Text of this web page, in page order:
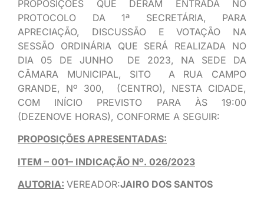
PROPOSIÇÕES QUE DERAM ENTRADA NO
PROTOCOLO DA 1ª SECRETÁRIA, PARA
APRECIAÇÃO, DISCUSSÃO E VOTAÇÃO NA
SESSÃO ORDINÁRIA QUE SERÁ REALIZADA NO
DIA 05 DE JUNHO DE 2023, NA SEDE DA
CÂMARA MUNICIPAL, SITO A RUA CAMPO
GRANDE, Nº 300, (CENTRO), NESTA CIDADE,
COM INÍCIO PREVISTO PARA ÀS 19:00
(DEZENOVE HORAS), CONFORME A SEGUIR:
PROPOSIÇÕES APRESENTADAS:
ITEM – 001– INDICAÇÃO Nº. 026/2023
AUTORIA: VEREADOR:JAIRO DOS SANTOS